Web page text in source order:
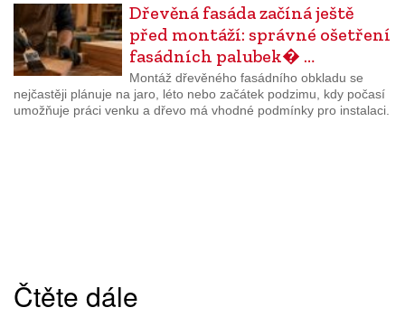
Dřevěná fasáda začíná ještě
před montáží: správné ošetření
fasádních palubek� …
Montáž dřevěného fasádního obkladu se
nejčastěji plánuje na jaro, léto nebo začátek podzimu, kdy počasí
umožňuje práci venku a dřevo má vhodné podmínky pro instalaci.
Čtěte dále